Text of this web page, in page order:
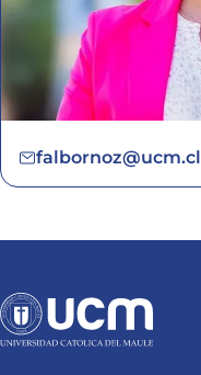
falbornoz@ucm.cl